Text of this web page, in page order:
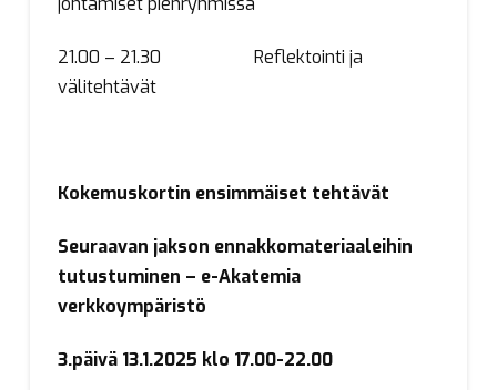
21.00 – 21.30 Reflektointi ja
välitehtävät
Kokemuskortin ensimmäiset tehtävät
Seuraavan jakson ennakkomateriaaleihin
tutustuminen – e-Akatemia
verkkoympäristö
3.päivä 13.1.2025 klo 17.00-22.00